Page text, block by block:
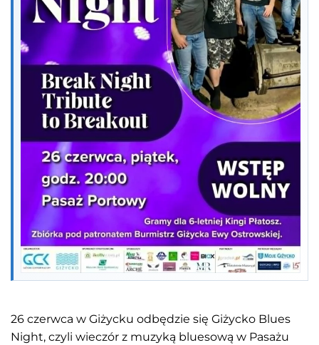
26 czerwca w Giżycku odbędzie się Giżycko Blues
Night, czyli wieczór z muzyką bluesową w Pasażu